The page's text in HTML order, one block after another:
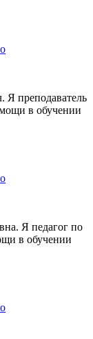
Я преподаватель
в обучении
Я педагог по
в обучении